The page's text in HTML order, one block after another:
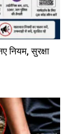
नियम, सुरक्षा